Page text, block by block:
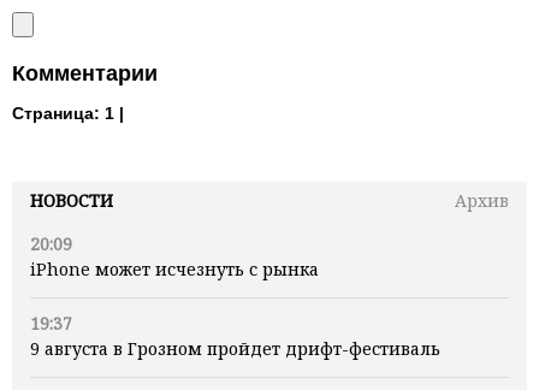
НОВОСТИ
Архив
20:09
iPhone может исчезнуть с рынка
19:37
9 августа в Грозном пройдет дрифт-фестиваль
Комментарии
Страница: 1 |